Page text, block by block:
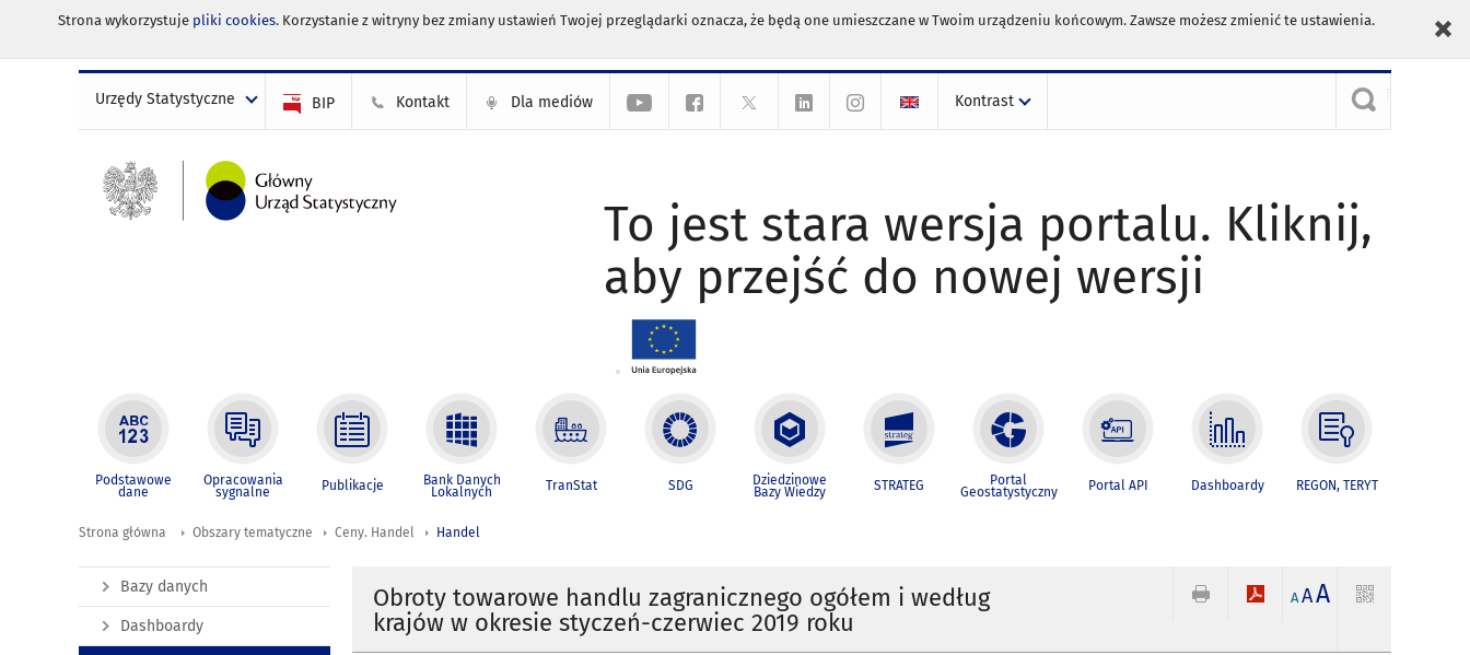
Strona wykorzystuje pliki cookies. Korzystanie z witryny bez zmiany ustawień Twojej przeglądarki oznacza, że będą one umieszczane w Twoim urządzeniu końcowym. Zawsze możesz zmienić te ustawienia.
Urzędy Statystyczne BIP Kontakt Dla mediów Kontrast
To jest stara wersja portalu. Kliknij,
aby przejść do nowej wersji
Podstawowe
dane
Opracowania
sygnalne Publikacje Bank Danych
Lokalnych TranStat SDG Dziedzinowe
Bazy Wiedzy STRATEG Portal
Geostatystyczny Portal API Dashboardy REGON, TERYT
Strona główna Obszary tematyczne Ceny. Handel Handel
Obroty towarowe handlu zagranicznego ogółem i według
krajów w okresie styczeń-czerwiec 2019 roku
A AA
Bazy danych
Dashboardy